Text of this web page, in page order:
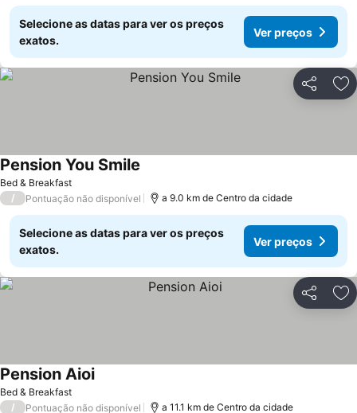
Selecione as datas para ver os preços
exatos.
Ver preços
Partilhar
Bed & Breakfast
Pension You Smile
/ Pontuação não disponível a 9.0 km de Centro da cidade
Selecione as datas para ver os preços
exatos.
Ver preços
Partilhar
Bed & Breakfast
Pension Aioi
/ Pontuação não disponível a 11.1 km de Centro da cidade